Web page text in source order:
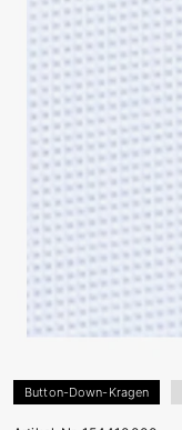
Button-Down-Kragen